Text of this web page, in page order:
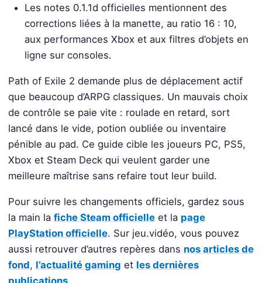
Les notes 0.1.1d officielles mentionnent des
corrections liées à la manette, au ratio 16 : 10,
aux performances Xbox et aux filtres d’objets en
ligne sur consoles.
Path of Exile 2 demande plus de déplacement actif
que beaucoup d’ARPG classiques. Un mauvais choix
de contrôle se paie vite : roulade en retard, sort
lancé dans le vide, potion oubliée ou inventaire
pénible au pad. Ce guide cible les joueurs PC, PS5,
Xbox et Steam Deck qui veulent garder une
meilleure maîtrise sans refaire tout leur build.
Pour suivre les changements officiels, gardez sous
la main la fiche Steam officielleet la page
PlayStation officielle. Sur jeu.vidéo, vous pouvez
aussi retrouver d’autres repères dans nos articles de
fond, l’actualité gaming et les dernières
publications.